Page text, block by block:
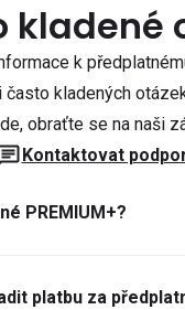
kladené
k
kladených
obraťte se na naši
Kontaktovat
PREMIUM+?
platbu za